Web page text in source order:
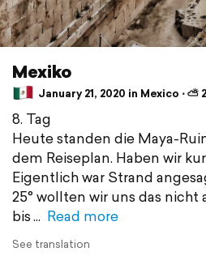
Mexiko
January 21, 2020 in Mexico ⋅ ⛅
8. Tag
Heute standen die Maya-
dem Reiseplan. Haben wir
Eigentlich war Strand
25° wollten wir uns das nicht
bis
Read more
See translation